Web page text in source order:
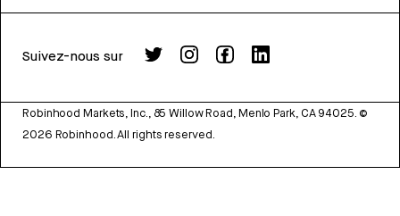
Suivez-nous sur
Robinhood Markets, Inc., 85 Willow Road, Menlo Park, CA 94025. ©
2026 Robinhood. All rights reserved.